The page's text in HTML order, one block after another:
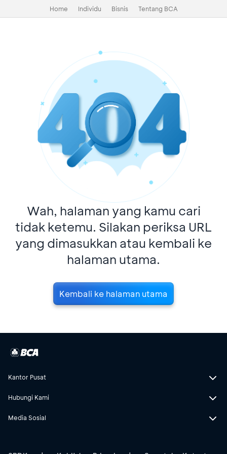
Home Individu Bisnis Tentang BCA
Wah, halaman yang kamu cari
tidak ketemu. Silakan periksa URL
yang dimasukkan atau kembali ke
halaman utama.
Kembali ke halaman utama
Kantor Pusat
Hubungi Kami
Media Sosial